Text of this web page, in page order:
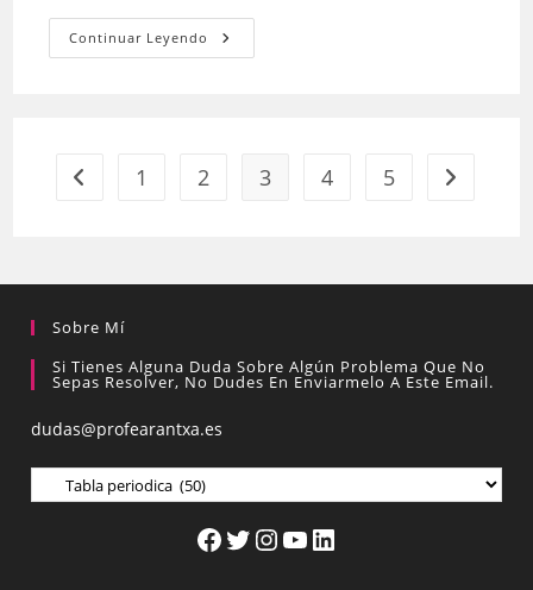
Continuar Leyendo
1 2 3 4 5
Sobre Mí
Si Tienes Alguna Duda Sobre Algún Problema Que No
Sepas Resolver, No Dudes En Enviarmelo A Este Email.
dudas@profearantxa.es